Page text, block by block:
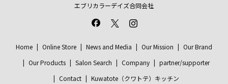
エブリカラーデイズ合同会社
Home Online Store News and Media Our Mission
Our Brand
Our Products
Salon Search Company
partner/supporter
Contact
Kuwatote（クワトテ）キッチン